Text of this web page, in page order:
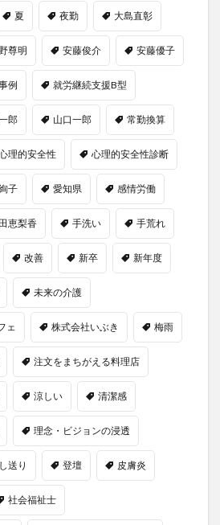
夏 夜勤 大島直彰
尊明 安藤俊介 安藤優子
例 就労継続支援B型
郎 山口一郎 常勤換算
理的安全性 心理的安全性診断
子 愛知県 感情労働
恵梨香 手洗い 手荒れ
改善 新卒 新年度
未来の介護
ェ 株式会社いぶき 梅雨
注文をまちがえる料理店
涼しい 清潔感
理念・ビジョンの浸透
送り 登壇 皮膚炎
社会福祉士